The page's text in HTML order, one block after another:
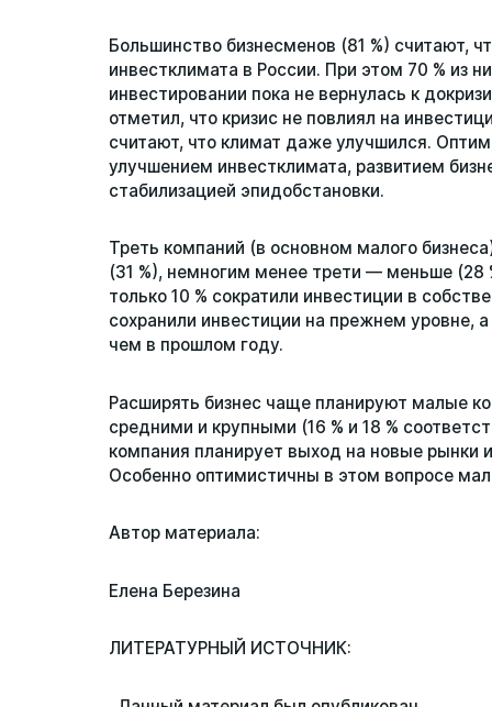
Большинство бизнесменов (81 %) считают,
инвестклимата в России. При этом 70 % из
инвестировании пока не вернулась к
отметил, что кризис не повлиял на
считают, что климат даже улучшился.
улучшением инвестклимата, развитием
стабилизацией эпидобстановки.
Треть компаний (в основном малого
(31 %), немногим менее трети — меньше (28
только 10 % сократили инвестиции в
сохранили инвестиции на прежнем
чем в прошлом году.
Расширять бизнес чаще планируют малые
средними и крупными (16 % и 18 %
компания планирует выход на новые рынки
Особенно оптимистичны в этом вопросе
Автор материала:
Елена Березина
ЛИТЕРАТУРНЫЙ ИСТОЧНИК: